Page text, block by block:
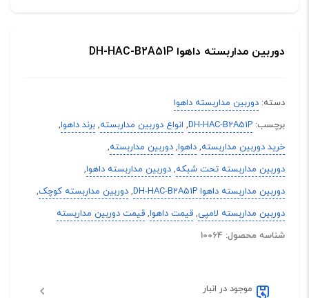
دوربین مداربسته داهوا DH-HAC-B2A51P
دسته: دوربین مداربسته داهوا
برچسب: DH-HAC-B2A51P
, انواع دوربین مداربسته, برند داهوا,
خرید دوربین مداربسته, داهوا, دوربین مداربسته,
دوربین مداربسته تحت شبکه, دوربین مداربسته داهوا,
دوربین مداربسته داهوا DH-HAC-B2A51P
, دوربین مداربسته کوچک,
دوربین مداربسته لامپی, قیمت داهوا, قیمت دوربین مداربسته
شناسه محصول: 10064
موجود در انبار